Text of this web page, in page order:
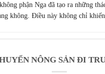
phận Nga đã tạo ra những
không. Điều này không chỉ
NÔNG SẢN ĐI